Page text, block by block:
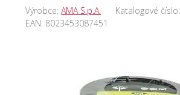
Výrobce:AMA S.p.A. Katalogové číslo:
EAN: 8023453087451